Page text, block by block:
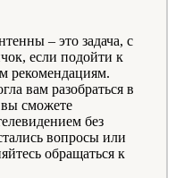
– это задача, с
если подойти к
рекомендациям.
вам разобраться в
вы сможете
без
вопросы или
обращаться к